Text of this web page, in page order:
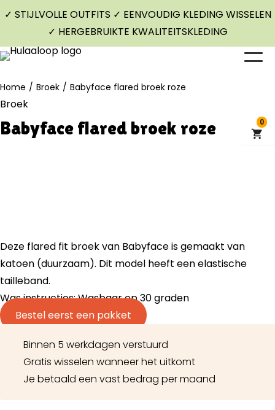
✓ STIJLVOLLE OUTFITS ✓ EENVOUDIG KLEDING WISSELEN
✓ HERGEBRUIKTE KWALITEITSKLEDING
Home / Broek / Babyface flared broek roze
Broek
Babyface flared broek roze
Deze flared fit broek van Babyface is gemaakt van
katoen (duurzaam). Dit model heeft een elastische
tailleband.
Was instructies: Wasbaar op 30 graden
Bestel eerst een pakket
Binnen 5 werkdagen verstuurd
Gratis wisselen wanneer het uitkomt
Je betaald een vast bedrag per maand
0